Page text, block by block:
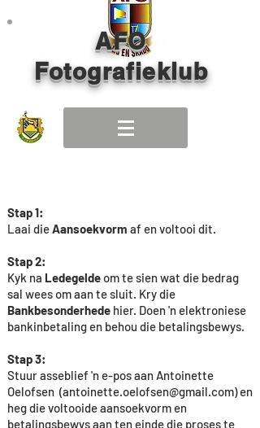
AFO
Fotografieklub
Stap 1:
Laai dieAansoekvorm af en voltooi dit.
Stap 2:
Kyk na Ledegeldeom te sien wat die bedrag
sal wees om aan te sluit. Kry die
Bankbesonderhede hier. Doen 'n elektroniese
bankinbetaling en behou die betalingsbewys.
Stap 3:
Stuur asseblief 'n e-pos aan Antoinette
Oelofsen (antoinette.oelofsen@gmail.com) en
heg die voltooide aansoekvorm en
betalingsbewys aan ten einde die proses te